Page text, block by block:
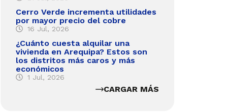
Cerro Verde incrementa utilidades
por mayor precio del cobre
16 Jul, 2026
¿Cuánto cuesta alquilar una
vivienda en Arequipa? Estos son
los distritos más caros y más
económicos
1 Jul, 2026
CARGAR MÁS